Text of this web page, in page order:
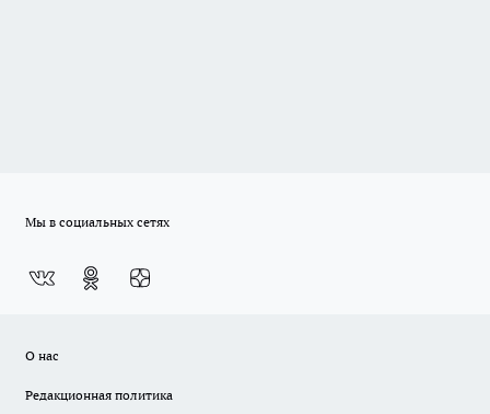
Мы в социальных сетях
О нас
Редакционная политика